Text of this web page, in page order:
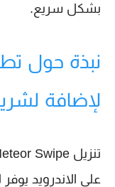
بشكل سريع.
لإضافة
على الاندرويد